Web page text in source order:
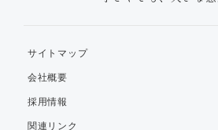
サイトマップ
会社概要
採用情報
関連リンク